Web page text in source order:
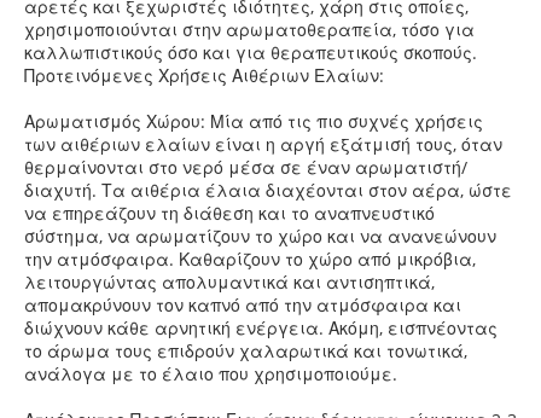
αρετές και ξεχωριστές ιδιότητες, χάρη στις οποίες,
χρησιμοποιούνται στην αρωματοθεραπεία, τόσο για
καλλωπιστικούς όσο και για θεραπευτικούς σκοπούς.
Προτεινόμενες Χρήσεις Αιθέριων Ελαίων:
Αρωματισμός Χώρου: Μία από τις πιο συχνές χρήσεις
των αιθέριων ελαίων είναι η αργή εξάτμισή τους, όταν
θερμαίνονται στο νερό μέσα σε έναν αρωματιστή/
διαχυτή. Τα αιθέρια έλαια διαχέονται στον αέρα, ώστε
να επηρεάζουν τη διάθεση και το αναπνευστικό
σύστημα, να αρωματίζουν το χώρο και να ανανεώνουν
την ατμόσφαιρα. Καθαρίζουν το χώρο από μικρόβια,
λειτουργώντας απολυμαντικά και αντισηπτικά,
απομακρύνουν τον καπνό από την ατμόσφαιρα και
διώχνουν κάθε αρνητική ενέργεια. Ακόμη, εισπνέοντας
το άρωμα τους επιδρούν χαλαρωτικά και τονωτικά,
ανάλογα με το έλαιο που χρησιμοποιούμε.